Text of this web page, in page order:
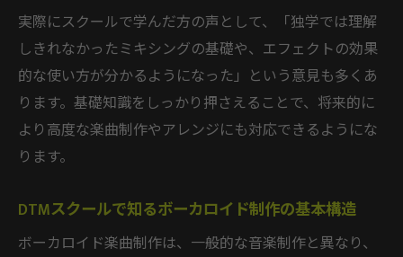
実際にスクールで学んだ方の声として、「独学では理解
しきれなかったミキシングの基礎や、エフェクトの効果
的な使い方が分かるようになった」という意見も多くあ
ります。基礎知識をしっかり押さえることで、将来的に
より高度な楽曲制作やアレンジにも対応できるようにな
ります。
DTMスクールで知るボーカロイド制作の基本構造
ボーカロイド楽曲制作は、一般的な音楽制作と異なり、